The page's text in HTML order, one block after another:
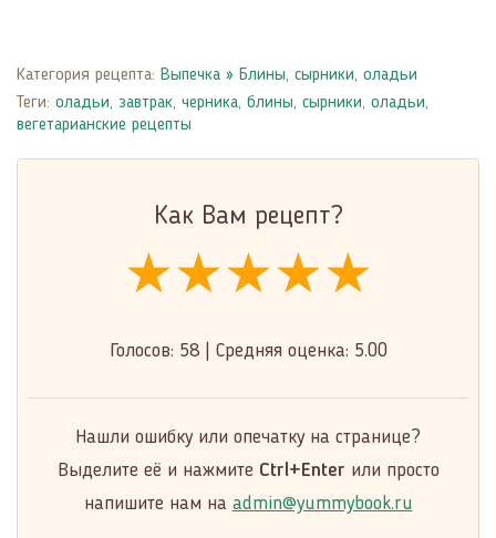
Категория рецепта: Выпечка » Блины, сырники, оладьи
Теги: оладьи, завтрак, черника, блины, сырники, оладьи,
вегетарианские рецепты
Как Вам рецепт?
★★★★★
★★★★★
★★★★★
Голосов: 58| Средняя оценка: 5.00
Нашли ошибку или опечатку на странице?
Выделите её и нажмите Ctrl+Enter или просто
напишите нам на admin@yummybook.ru